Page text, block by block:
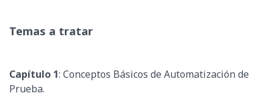
Temas a tratar
Capítulo 1: Conceptos Básicos de Automatización de
Prueba.